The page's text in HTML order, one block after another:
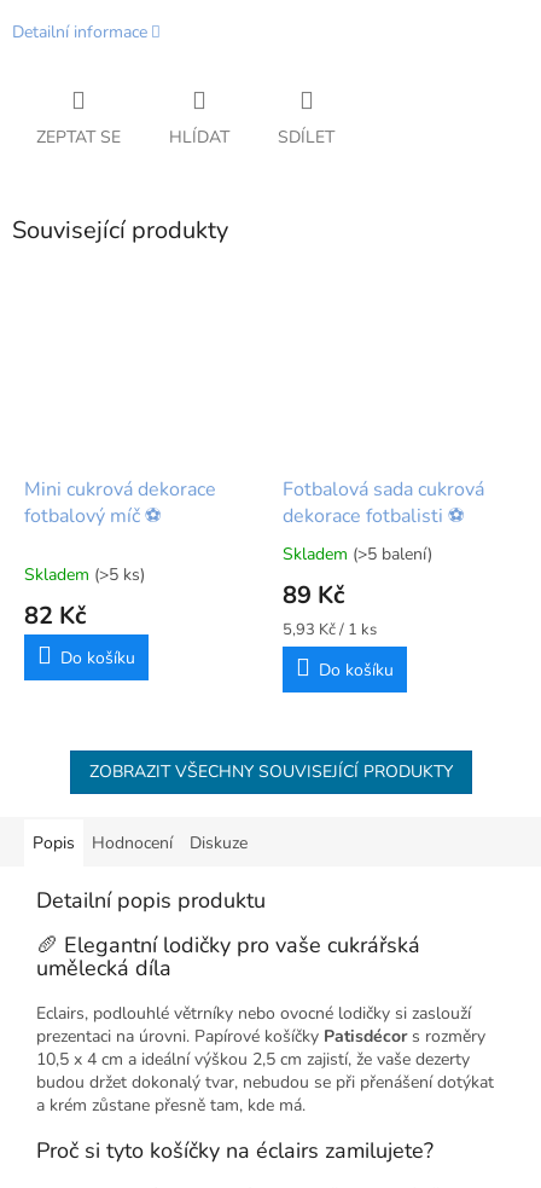
Detailní informace
ZEPTAT SE HLÍDAT SDÍLET
Související produkty
Mini cukrová dekorace
fotbalový míč ⚽
Skladem (>5 ks)
82 Kč
Do košíku
Fotbalová sada cukrová
dekorace fotbalisti ⚽
Průměrné
hodnocení
produktu
je
5,0
5
Skladem (>5 balení)
89 Kč
Měrná
cena:
5,93 Kč / 1 ks
Do košíku
ZOBRAZIT VŠECHNY SOUVISEJÍCÍ PRODUKTY
Popis Hodnocení Diskuze
Detailní popis produktu
🥖 Elegantní lodičky pro vaše cukrářská
umělecká díla
Eclairs, podlouhlé větrníky nebo ovocné lodičky si zaslouží
prezentaci na úrovni. Papírové košíčky Patisdécors rozměry
10,5 x 4 cm a ideální výškou 2,5 cm zajistí, že vaše dezerty
budou držet dokonalý tvar, nebudou se při přenášení dotýkat
a krém zůstane přesně tam, kde má.
Proč si tyto košíčky na éclairs zamilujete?